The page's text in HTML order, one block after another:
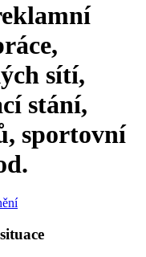
sítí,
stání,
sportovní